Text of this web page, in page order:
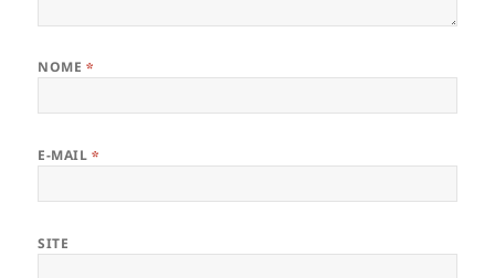
NOME *
E-MAIL *
SITE